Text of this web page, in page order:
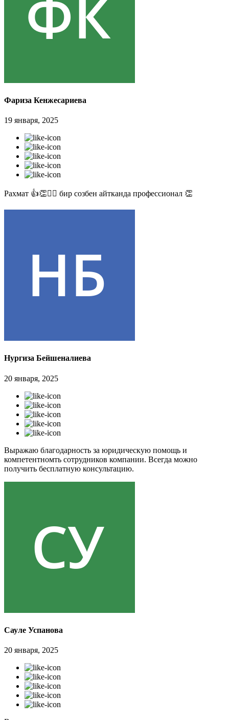
Фариза Кенжесариева
19 января, 2025
Рахмат 👍👏✊🏻 бир созбен айтканда профессионал 👏
Нургиза Бейшеналиева
20 января, 2025
Выражаю благодарность за юридическую помощь и
компетентномть сотрудников компании. Всегда можно
получить бесплатную консультацию.
Сауле Успанова
20 января, 2025